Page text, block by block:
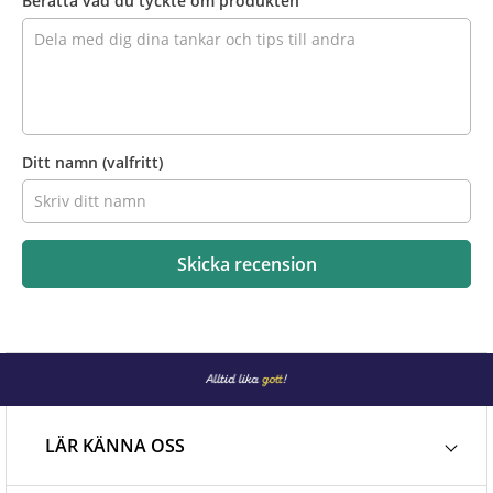
Ditt namn (valfritt)
Skicka recension
LÄR KÄNNA OSS